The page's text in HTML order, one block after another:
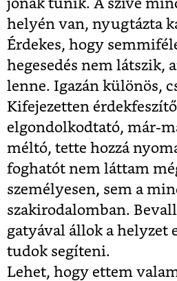
jónak tűnik. A szíve
helyén van, nyugtázta
Érdekes, hogy
hegesedés nem látszik,
lenne. Igazán különös,
Kifejezetten érdekfeszítő
elgondolkodtató, már-
méltó, tette hozzá
foghatót nem láttam
személyesen, sem a
szakirodalomban.
gatyával állok a helyzet
tudok segíteni.
Lehet, hogy ettem